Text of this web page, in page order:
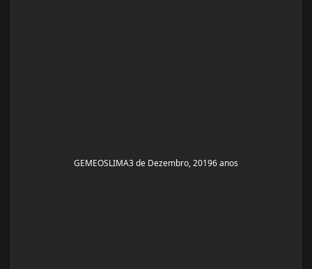
GEMEOSLIMA3 de Dezembro, 20196 anos